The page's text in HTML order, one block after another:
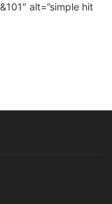
alt=”simple hit